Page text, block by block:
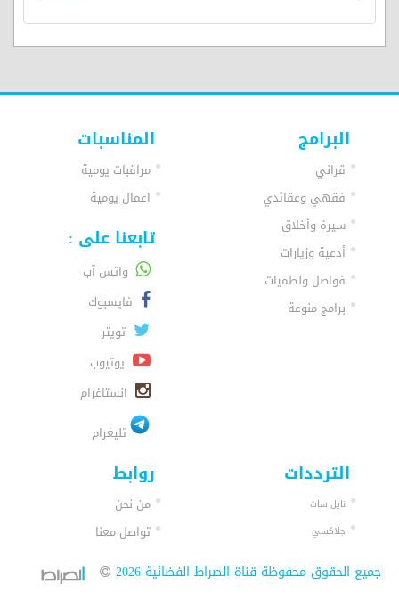
البرامج
قراني
فقهي وعقائدي
سيرة وأخلاق
أدعية وزيارات
فواصل ولطميات
برامج منوعة
المناسبات
مراقبات يومية
اعمال يومية
تابعنا على :
واتس آب
فايسبوك
تويتر
يوتيوب
انستاغرام
تليغرام
الترددات
نايل سات
جلاكسي
روابط
من نحن
تواصل معنا
جميع الحقوق محفوظة قناة الصراط الفضائية 2026